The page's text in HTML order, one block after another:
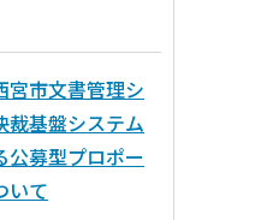
宮市文書管理シ
裁基盤システム
公募型プロポー
いて